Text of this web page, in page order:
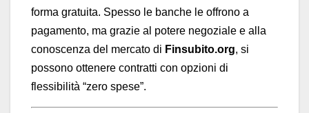
forma gratuita. Spesso le banche le offrono a
pagamento, ma grazie al potere negoziale e alla
conoscenza del mercato di Finsubito.org, si
possono ottenere contratti con opzioni di
flessibilità “zero spese”.